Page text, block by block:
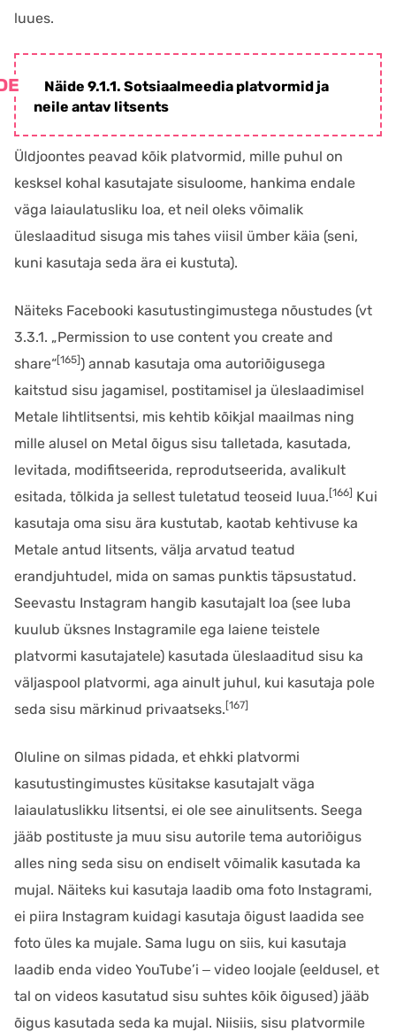
luues.
Näide 9.1.1. Sotsiaalmeedia platvormid ja
neile antav litsents
Üldjoontes peavad kõik platvormid, mille puhul on
kesksel kohal kasutajate sisuloome, hankima endale
väga laiaulatusliku loa, et neil oleks võimalik
üleslaaditud sisuga mis tahes viisil ümber käia (seni,
kuni kasutaja seda ära ei kustuta).
Näiteks Facebooki kasutustingimustega nõustudes (vt
3.3.1. „Permission to use content you create and
share“[165]) annab kasutaja oma autoriõigusega
kaitstud sisu jagamisel, postitamisel ja üleslaadimisel
Metale lihtlitsentsi, mis kehtib kõikjal maailmas ning
mille alusel on Metal õigus sisu talletada, kasutada,
levitada, modifitseerida, reprodutseerida, avalikult
esitada, tõlkida ja sellest tuletatud teoseid luua. [166] Kui
kasutaja oma sisu ära kustutab, kaotab kehtivuse ka
Metale antud litsents, välja arvatud teatud
erandjuhtudel, mida on samas punktis täpsustatud.
Seevastu Instagram hangib kasutajalt loa (see luba
kuulub üksnes Instagramile ega laiene teistele
platvormi kasutajatele) kasutada üleslaaditud sisu ka
väljaspool platvormi, aga ainult juhul, kui kasutaja pole
seda sisu märkinud privaatseks. [167]
Oluline on silmas pidada, et ehkki platvormi
kasutustingimustes küsitakse kasutajalt väga
laiaulatuslikku litsentsi, ei ole see ainulitsents. Seega
jääb postituste ja muu sisu autorile tema autoriõigus
alles ning seda sisu on endiselt võimalik kasutada ka
mujal. Näiteks kui kasutaja laadib oma foto Instagrami,
ei piira Instagram kuidagi kasutaja õigust laadida see
foto üles ka mujale. Sama lugu on siis, kui kasutaja
laadib enda video YouTube’i ‒ video loojale (eeldusel, et
tal on videos kasutatud sisu suhtes kõik õigused) jääb
õigus kasutada seda ka mujal. Niisiis, sisu platvormile